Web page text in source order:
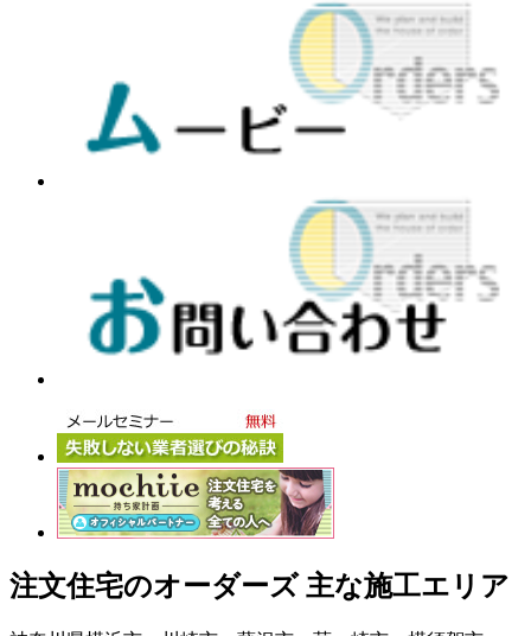
注文住宅のオーダーズ 主な施工エリア